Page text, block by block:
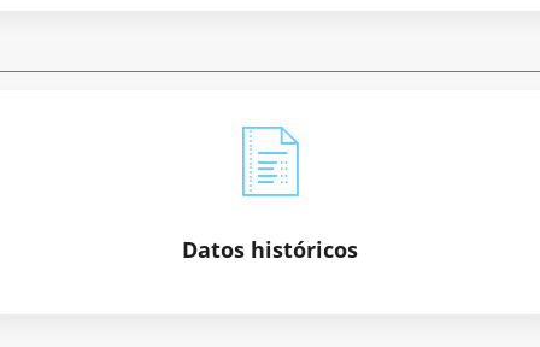
Datos históricos